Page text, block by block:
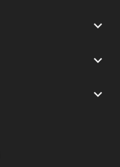


